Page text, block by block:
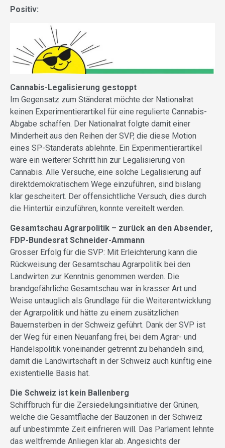
Positiv:
Cannabis-Legalisierung gestoppt
Im Gegensatz zum Ständerat möchte der Nationalrat
keinen Experimentierartikel für eine regulierte Cannabis-
Abgabe schaffen. Der Nationalrat folgte damit einer
Minderheit aus den Reihen der SVP, die diese Motion
eines SP-Ständerats ablehnte. Ein Experimentierartikel
wäre ein weiterer Schritt hin zur Legalisierung von
Cannabis. Alle Versuche, eine solche Legalisierung auf
direktdemokratischem Wege einzuführen, sind bislang
klar gescheitert. Der offensichtliche Versuch, dies durch
die Hintertür einzuführen, konnte vereitelt werden.
Gesamtschau Agrarpolitik – zurück an den Absender,
FDP-Bundesrat Schneider-Ammann
Grosser Erfolg für die SVP: Mit Erleichterung kann die
Rückweisung der Gesamtschau Agrarpolitik bei den
Landwirten zur Kenntnis genommen werden. Die
brandgefährliche Gesamtschau war in krasser Art und
Weise untauglich als Grundlage für die Weiterentwicklung
der Agrarpolitik und hätte zu einem zusätzlichen
Bauernsterben in der Schweiz geführt. Dank der SVP ist
der Weg für einen Neuanfang frei, bei dem Agrar- und
Handelspolitik voneinander getrennt zu behandeln sind,
damit die Landwirtschaft in der Schweiz auch künftig eine
existentielle Basis hat.
Die Schweiz ist kein Ballenberg
Schiffbruch für die Zersiedelungsinitiative der Grünen,
welche die Gesamtfläche der Bauzonen in der Schweiz
auf unbestimmte Zeit einfrieren will. Das Parlament lehnte
das weltfremde Anliegen klar ab. Angesichts der